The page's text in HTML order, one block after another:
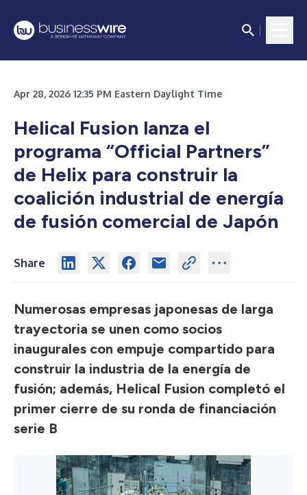
Apr 28, 2026 12:35 PM Eastern Daylight Time
Helical Fusion lanza el
programa “Official Partners”
de Helix para construir la
coalición industrial de energía
de fusión comercial de Japón
Share
Numerosas empresas japonesas de larga
trayectoria se unen como socios
inaugurales con empuje compartido para
construir la industria de la energía de
fusión; además, Helical Fusion completó el
primer cierre de su ronda de financiación
serie B